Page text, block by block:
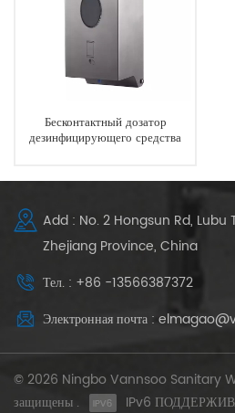
Бесконтактный дозатор
дезинфицирующего средства
Автоматический дозатор мыла
Add : No. 2 Hongsun Rd, Lubu
Zhejiang Province, China
Тел. : +86 -13566387372
Электронная почта :
© 2026 Ningbo Vannsoo Sanitary
защищены .
IPv6